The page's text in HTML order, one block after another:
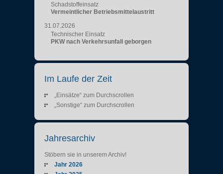
Schadstoffeinsatz
Vermeintlicher Betriebsmittelaustritt
31.07.2026
Technischer Einsatz
PKW nach Verkehrsunfall geborgen
Im Laufe der Zeit
„Einsätze“ zum Durchscrollen
„Sonstige“ zum Durchscrollen
Jahresarchiv
Stöbern sie in unserem Archiv!
Jahr 2026